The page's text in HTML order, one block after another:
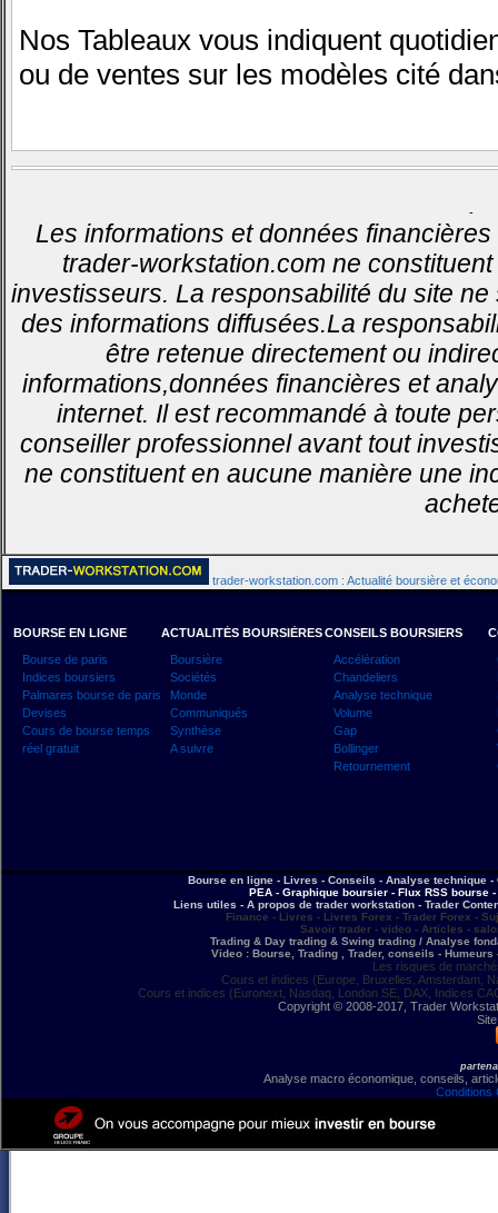
Nos Tableaux vous indiquent
ou de ventes sur les modèles cité
-
Les informations et données
trader-workstation.com ne
investisseurs. La responsabilité du site
des informations diffusées.La
être retenue directement ou
informations,données financières et
internet. Il est recommandé à toute
conseiller professionnel avant tout
ne constituent en aucune manière une
trader-workstation.com : Actualité boursière et
BOURSE EN LIGNE
Bourse de paris
Indices boursiers
Palmares bourse de paris
Devises
Cours de bourse temps
réel gratuit
ACTUALITÉS BOURSIÈRES
Boursière
Sociétés
Monde
Communiqués
Synthèse
A suivre
CONSEILS BOURSIERS
Accélération
Chandeliers
Analyse technique
Volume
Gap
Bollinger
Retournement
Bourse en ligne - Livres - Conseils - Analyse technique
PEA - Graphique boursier - Flux RSS bourse
Liens utiles - A propos de trader workstation - Trader
Finance - Livres - Livres Forex - Trader Forex -
Savoir trader - video - Articles -
Trading & Day trading & Swing trading / Analyse
Video : Bourse, Trading , Trader, conseils -
Les risques de
Cours et indices (Europe, Bruxelles, Amsterdam,
Cours et indices (Euronext, Nasdaq, London SE, DAX, Indices
Copyright © 2008-2017, Trader
Analyse macro économique, conseils,
Conditions